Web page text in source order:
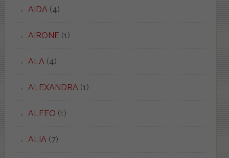
AIDA (4)
AIRONE(1)
ALA (4)
ALEXANDRA (1)
ALFEO (1)
ALIA (7)